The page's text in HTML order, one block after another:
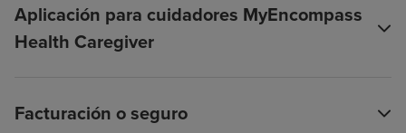
Aplicación para cuidadores MyEncompass
Health Caregiver
Facturación o seguro